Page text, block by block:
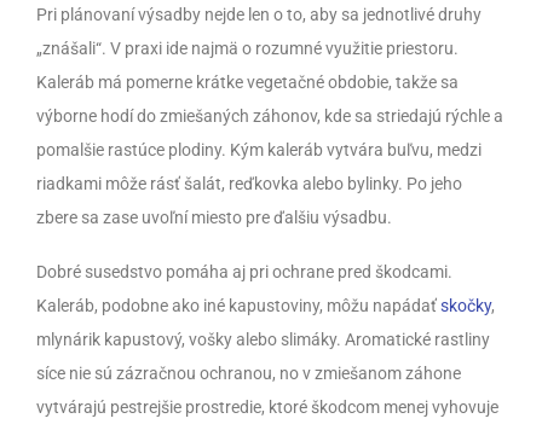
Pri plánovaní výsadby nejde len o to, aby sa jednotlivé druhy
„znášali“. V praxi ide najmä o rozumné využitie priestoru.
Kaleráb má pomerne krátke vegetačné obdobie, takže sa
výborne hodí do zmiešaných záhonov, kde sa striedajú rýchle a
pomalšie rastúce plodiny. Kým kaleráb vytvára buľvu, medzi
riadkami môže rásť šalát, reďkovka alebo bylinky. Po jeho
zbere sa zase uvoľní miesto pre ďalšiu výsadbu.
Dobré susedstvo pomáha aj pri ochrane pred škodcami.
Kaleráb, podobne ako iné kapustoviny, môžu napádaťskočky,
mlynárik kapustový, vošky alebo slimáky. Aromatické rastliny
síce nie sú zázračnou ochranou, no v zmiešanom záhone
vytvárajú pestrejšie prostredie, ktoré škodcom menej vyhovuje